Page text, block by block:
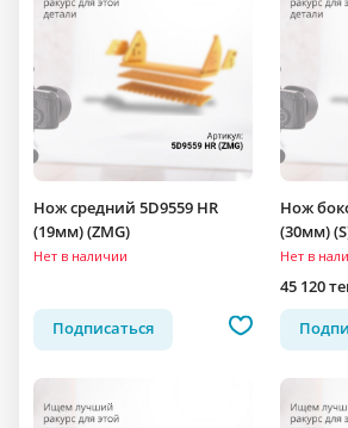
Нож средний 5D9559 HR
(19мм) (ZMG)
Нет в наличии
Подписаться
Нож
(30мм)
Нет в
45 120